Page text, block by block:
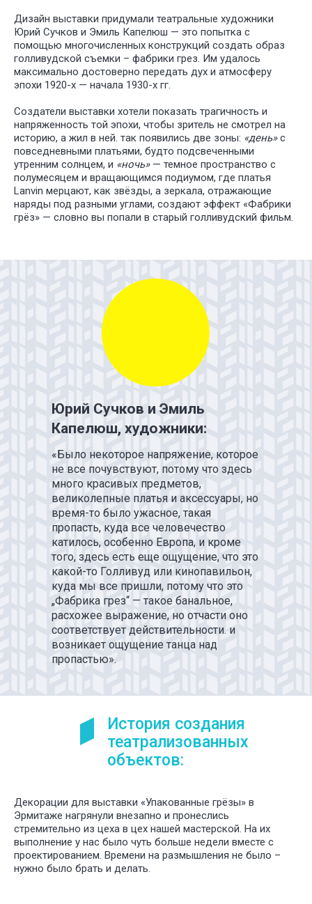
У НАС
Дизайн выставки придумали театральные художники
Юрий Сучков и Эмиль Капелюш — это попытка с
помощью многочисленных конструкций создать образ
голливудской съемки – фабрики грез. Им удалось
максимально достоверно передать дух и атмосферу
эпохи 1920-х — начала 1930-х гг.
Создатели выставки хотели показать трагичность и
напряженность той эпохи, чтобы зритель не смотрел на
историю, а жил в ней. так появились две зоны: «день»с
повседневными платьями, будто подсвеченными
утренним солнцем, и «ночь»— темное пространство с
полумесяцем и вращающимся подиумом, где платья
Lanvin мерцают, как звёзды, а зеркала, отражающие
наряды под разными углами, создают эффект «Фабрики
грёз» — словно вы попали в старый голливудский фильм.
«Было некоторое напряжение, которое
не все почувствуют, потому что здесь
много красивых предметов,
великолепные платья и аксессуары, но
время-то было ужасное, такая
пропасть, куда все человечество
катилось, особенно Европа, и кроме
того, здесь есть еще ощущение, что это
какой-то Голливуд или кинопавильон,
куда мы все пришли, потому что это
„Фабрика грез“ — такое банальное,
расхожее выражение, но отчасти оно
соответствует действительности. и
возникает ощущение танца над
пропастью».
Юрий Сучков и Эмиль
Капелюш, художники:
История создания
театрализованных
объектов:
Декорации для выставки «Упакованные грёзы» в
Эрмитаже нагрянули внезапно и пронеслись
стремительно из цеха в цех нашей мастерской. На их
выполнение у нас было чуть больше недели вместе с
проектированием. Времени на размышления не было –
нужно было брать и делать.